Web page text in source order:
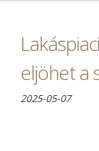
eljöhet a
2025-05-07